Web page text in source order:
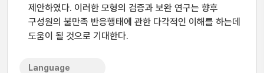
제안하였다. 이러한 모형의 검증과 보완 연구는 향후
구성원의 불만족 반응행태에 관한 다각적인 이해를 하는데
도움이 될 것으로 기대한다.
Language